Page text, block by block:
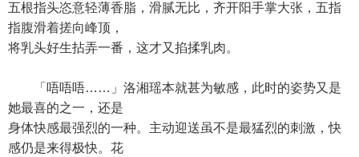
五根指头恣意轻薄香脂，滑腻无比，齐开阳手掌大张，五指
指腹滑着搓向峰顶，
将乳头好生拈弄一番，这才又掐揉乳肉。
「唔唔唔……」洛湘瑶本就甚为敏感，此时的姿势又是
她最喜的之一，还是
身体快感最强烈的一种。主动迎送虽不是最猛烈的刺激，快
感仍是来得极快。花